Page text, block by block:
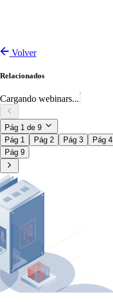
Volver
Relacionados
Cargando webinars...
Pág 1 de 9
Pág 1
Pág 2 Pág 3 Pág 4
Pág 9